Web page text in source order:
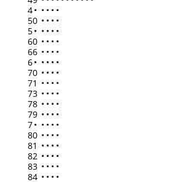
4• • • • •
50 • • • •
5• • • • •
60 • • • •
66 • • • •
6• • • • •
70 • • • •
71 • • • •
73 • • • •
78 • • • •
79 • • • •
7• • • • •
80 • • • •
81 • • • •
82 • • • •
83 • • • •
84 • • • •